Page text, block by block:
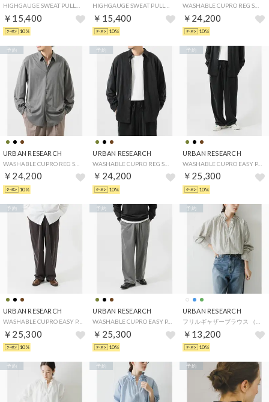
￥15,400
10%
￥15,400
10%
WASHABLE CUPRO REG SHIRTS （ブラウン）
￥24,200
10%
URBAN RESEARCH
￥24,200
予約
10%
URBAN RESEARCH
￥24,200
予約
10%
URBAN RESEARCH
WASHABLE CUPRO EASY PANTS （ブラック）
￥25,300
予約
10%
URBAN RESEARCH
WASHABLE CUPRO EASY PANTS （ブラウン）
￥25,300
予約
10%
URBAN RESEARCH
WASHABLE CUPRO EASY PANTS （カーキ）
￥25,300
予約
10%
URBAN RESEARCH
￥13,200
予約
10%
予約 予約 予約